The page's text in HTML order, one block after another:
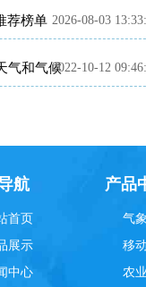
荐榜单 2026-08-03
气和气候2022-10-12
航
首页
展示
中心
产品
气
移
农